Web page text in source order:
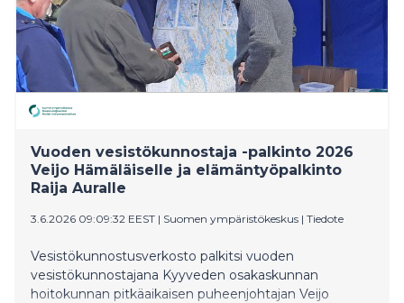
Vuoden vesistökunnostaja -palkinto 2026
Veijo Hämäläiselle ja elämäntyöpalkinto
Raija Auralle
3.6.2026 09:09:32 EEST | Suomen ympäristökeskus | Tiedote
Vesistökunnostusverkosto palkitsi vuoden
vesistökunnostajana Kyyveden osakaskunnan
hoitokunnan pitkäaikaisen puheenjohtajan Veijo